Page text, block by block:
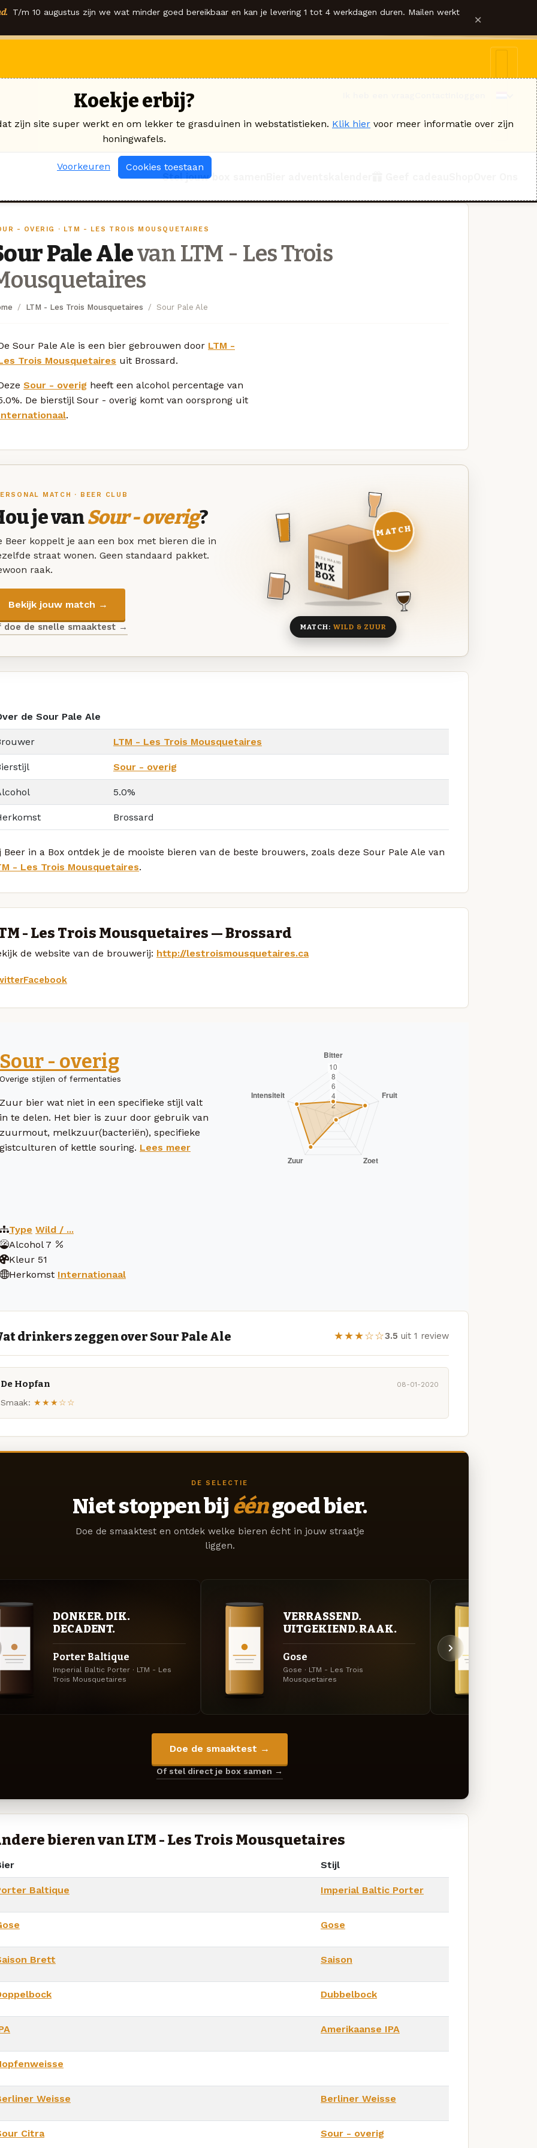
T/m 10 augustus zijn we wat minder goed bereikbaar en kan je levering 1 tot 4 werkdagen duren. Mailen werkt ×
Stel jouw box samen
- OVERIG · LTM - LES TROIS MOUSQUETAIRES
Pale Alevan LTM - Les Trois
LTM - Les Trois Mousquetaires Sour Pale Ale
Sour Pale Ale is een bier gebrouwen door LTM -
Trois Mousquetaires uit Brossard.
Sour - overig heeft een alcohol percentage van
De bierstijl Sour - overig komt van oorsprong uit
.
MATCH · BEER CLUB
je vanSour - overig?
Beer koppelt je aan een box met bieren die in
straat wonen. Geen standaard pakket.
raak.
Bekijk jouw match →
doe de snelle smaaktest →
DEZE MAAND
MIX
BOX
8 BIEREN
MATCH
MATCH: WILD & ZUUR
de Sour Pale Ale
LTM - Les Trois Mousquetaires
Sour - overig
5.0%
Brossard
Beer in a Box ontdek je de mooiste bieren van de beste brouwers, zoals deze Sour Pale Ale van
- Les Trois Mousquetaires.
- Les Trois Mousquetaires — Brossard
de website van de brouwerij: http://lestroismousquetaires.ca
Facebook
Sour - overig
Overige stijlen of fermentaties
Zuur bier wat niet in een specifieke stijl valt
in te delen. Het bier is zuur door gebruik van
zuurmout, melkzuur(bacteriën), specifieke
gistculturen of kettle souring. Lees meer
Type Wild / ...
Alcohol 7
Kleur 51
Herkomst Internationaal
drinkers zeggen over Sour Pale Ale ★★★☆☆3.5 uit 1 review
De Hopfan 08-01-2020
Smaak: ★★★☆☆
DE SELECTIE
Niet stoppen bij ééngoed bier.
Doe de smaaktest en ontdek welke bieren écht in jouw straatje
liggen.
DONKER. DIK.
DECADENT.
Porter Baltique
Imperial Baltic Porter · LTM - Les
Trois Mousquetaires
VERRASSEND.
UITGEKIEND. RAAK.
Gose
Gose · LTM - Les Trois
Mousquetaires
Doe de smaaktest →
Of stel direct je box samen →
bieren van LTM - Les Trois Mousquetaires
Stijl
Baltique Imperial Baltic Porter
Gose
Brett Saison
Dubbelbock
Amerikaanse IPA
Weisse Berliner Weisse
Citra Sour - overig
Koekje erbij?
zijn site super werkt en om lekker te grasduinen in webstatistieken. Klik hier voor meer informatie over zijn
honingwafels.
Voorkeuren Cookies toestaan